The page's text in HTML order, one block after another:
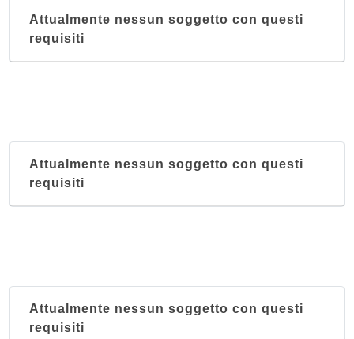
Attualmente nessun soggetto con questi
requisiti
Attualmente nessun soggetto con questi
requisiti
Attualmente nessun soggetto con questi
requisiti